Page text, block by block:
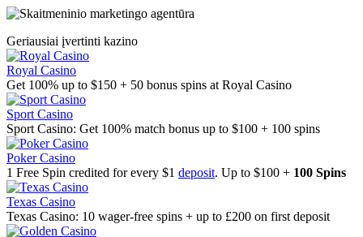
Geriausiai įvertinti kazino
Royal Casino
Get 100% up to $150 + 50 bonus spins at Royal Casino
Sport Casino
Sport Casino: Get 100% match bonus up to $100 + 100 spins
Poker Casino
1 Free Spin credited for every $1 deposit. Up to $100 + 100 Spins
Texas Casino
Texas Casino: 10 wager-free spins + up to £200 on first deposit